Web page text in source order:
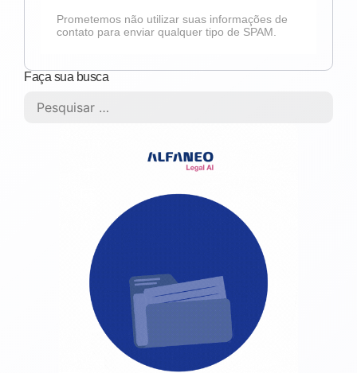
Prometemos não utilizar suas informações de
contato para enviar qualquer tipo de SPAM.
Faça sua busca